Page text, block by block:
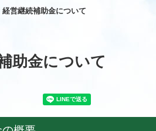
経営継続補助金について
助金について